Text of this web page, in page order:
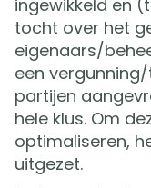
ingewikkeld en
tocht over het
eigenaars/
een
partijen
hele klus. Om
optimaliseren,
uitgezet.